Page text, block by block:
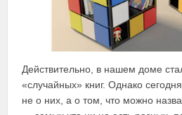
Действительно, в нашем доме
«случайных» книг. Однако
не о них, а о том, что можно